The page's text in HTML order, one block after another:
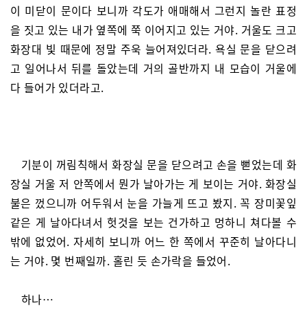
이 미닫이 문이다 보니까 각도가 애매해서 그런지 놀란 표정
을 짓고 있는 내가 옆쪽에 쭉 이어지고 있는 거야. 거울도 크고
화장대 빛 때문에 정말 주욱 늘어져있더라. 욕실 문을 닫으려
고 일어나서 뒤를 돌았는데 거의 골반까지 내 모습이 거울에
다 들어가 있더라고.
기분이 꺼림칙해서 화장실 문을 닫으려고 손을 뻗었는데 화
장실 거울 저 안쪽에서 뭔가 날아가는 게 보이는 거야. 화장실
불은 껐으니까 어두워서 눈을 가늘게 뜨고 봤지. 꼭 장미꽃잎
같은 게 날아다녀서 헛것을 보는 건가하고 멍하니 쳐다볼 수
밖에 없었어. 자세히 보니까 어느 한 쪽에서 꾸준히 날아다니
는 거야. 몇 번째일까. 홀린 듯 손가락을 들었어.
하나…